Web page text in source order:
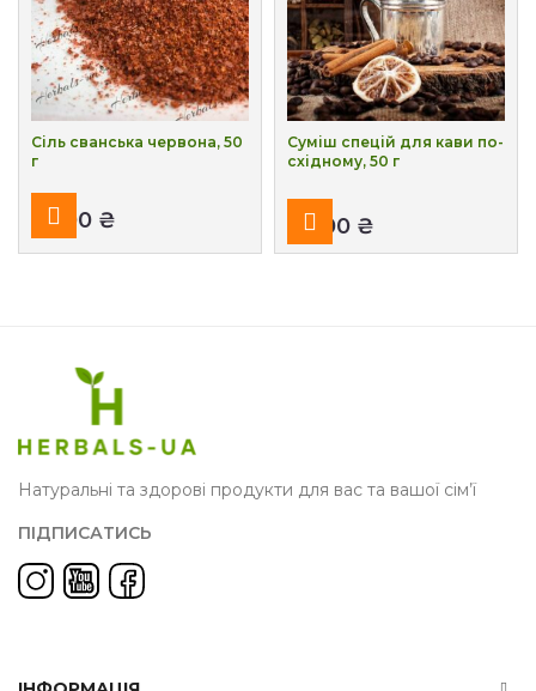
Сіль сванська червона, 50
г
₴
Суміш спецій для кави по-
східному, 50 г
₴
Натуральні та здорові продукти для вас та вашої сім’ї
ПІДПИСАТИСЬ